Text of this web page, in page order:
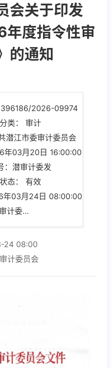
会关于印发
年度指令性审
的通知
2026-09974
类： 审计
潜江市委审计委员会
年03月20日 16:00:00
潜审计委发
态： 有效
年03月24日 08:00:00
名 称： 市委审计委员会关于印发《潜江市2026年度指令性审计项目》的通知
24 08:00
计委员会